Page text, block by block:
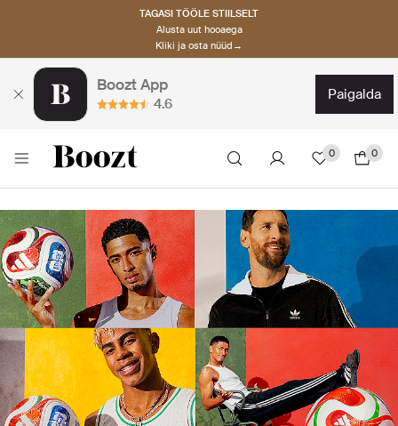
TAGASI TÖÖLE STIILSELT
Alusta uut hooaega
Kliki ja osta nüüd→
Boozt App
4.6
paigalda
0 0